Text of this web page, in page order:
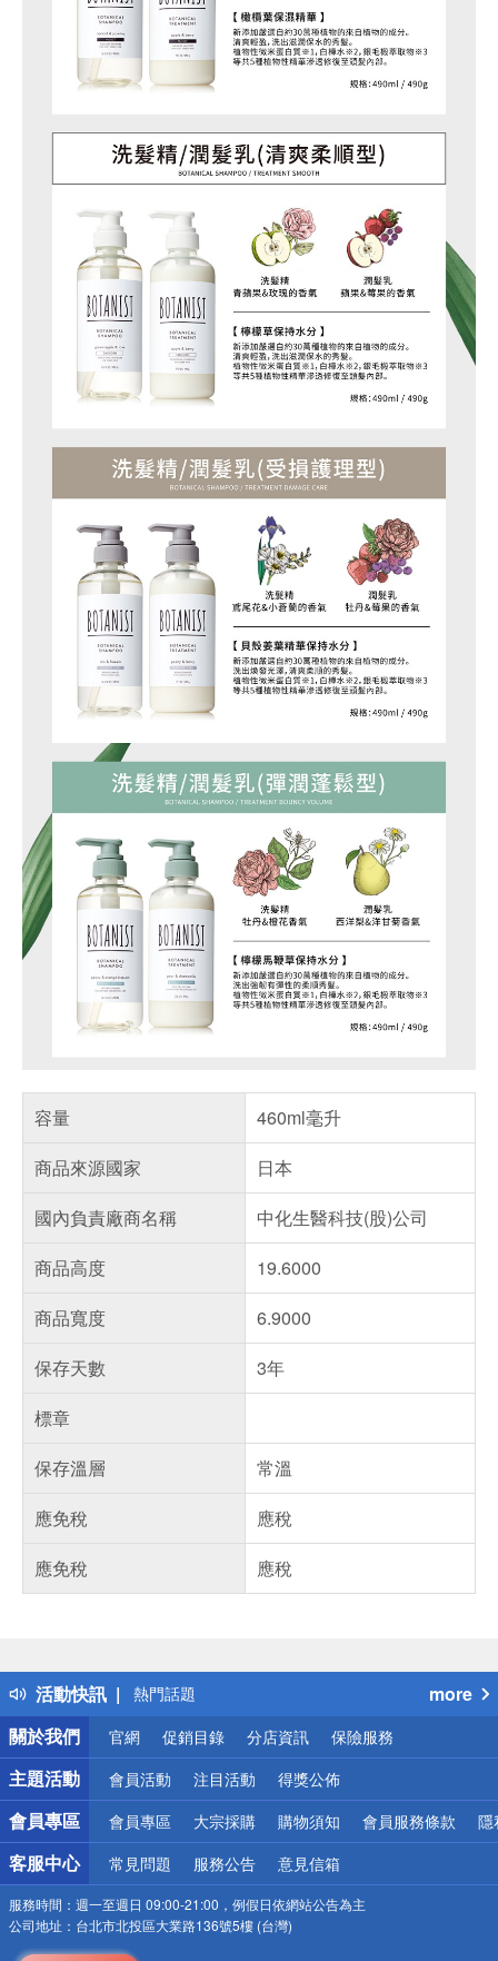
容量
460ml毫升
商品來源國家
日本
國內負責廠商名稱
中化生醫科技(股)公司
商品高度
19.6000
商品寬度
6.9000
保存天數
3年
標章
保存溫層
常溫
應免稅
應稅
應免稅
應稅
活動快訊
得獎公告
熱門話題
銀行優惠
偏遠地區配送
詐騙網頁！請小心！
more
關於我們
官網 促銷目錄 分店資訊 保險服務
主題活動 會員活動 注目活動 得獎公佈
會員專區 會員專區 大宗採購 購物須知 會員服務條款 隱
客服中心 常見問題 服務公告 意見信箱
服務時間： 週一至週日 09:00-21:00，例假日依網站公告為主
公司地址： 台北市北投區大業路136號5樓 (台灣)